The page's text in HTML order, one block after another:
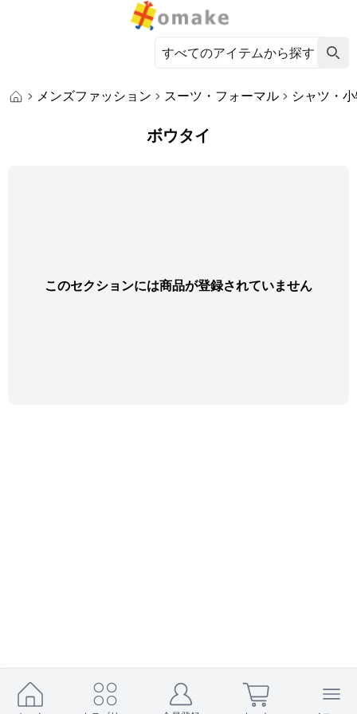
メンズファッション スーツ・フォーマル シャツ・
ボウタイ
このセクションには商品が登録されていません